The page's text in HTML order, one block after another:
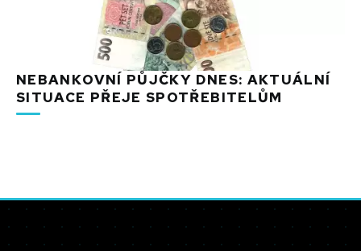
NEBANKOVNÍ PŮJČKY DNES: AKTUÁLNÍ
SITUACE PŘEJE SPOTŘEBITELŮM